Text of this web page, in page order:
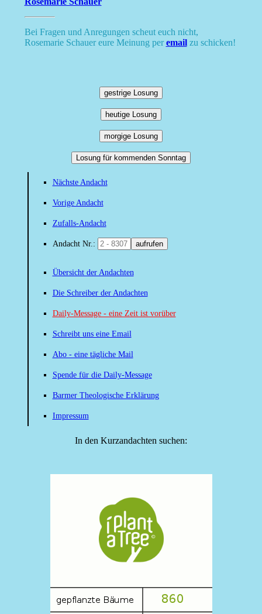
Bei Fragen und Anregungen scheut euch nicht,
Rosemarie Schauer eure Meinung peremailzu schicken!
gestrige Losung
heutige Losung
morgige Losung
Losung für kommenden Sonntag
Nächste Andacht
Vorige Andacht
Zufalls-Andacht
Andacht Nr.: aufrufen
Übersicht der Andachten
Die Schreiber der Andachten
Daily-Message - eine Zeit ist vorüber
Schreibt uns eine Email
Abo - eine tägliche Mail
Spende für die Daily-Message
Barmer Theologische Erklärung
Impressum
In den Kurzandachten suchen: